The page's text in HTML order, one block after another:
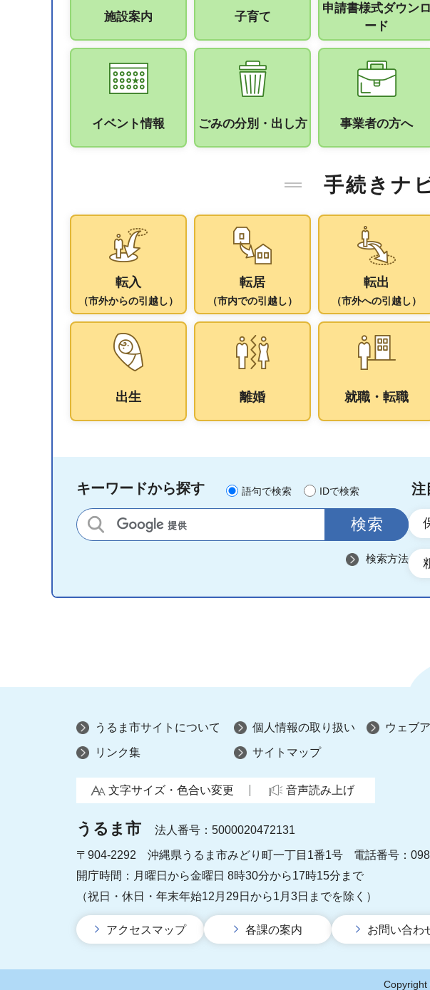
施設案内 子育て
申請書様式ダウンロ
ード
イベント情報 ごみの分別・出し方 事業者の方へ
手続きナ
転入
（市外からの引越し）
転居
（市内での引越し）
転出
（市外への引越し）
出生 離婚 就職・転職
キーワードから探す 語句で検索 IDで検索
サイト内検索
検索方法
注
うるま市サイトについて 個人情報の取り扱い ウェブ
リンク集 サイトマップ
文字サイズ・色合い変更 音声読み上げ
うるま市 法人番号：5000020472131
〒904-2292 沖縄県うるま市みどり町一丁目1番1号
電話番号：
開庁時間：月曜日から金曜日 8時30分から17時15分まで
（祝日・休日・年末年始12月29日から1月3日までを除く）
アクセスマップ 各課の案内 お問い合わ
Copyright